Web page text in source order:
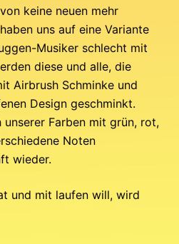
keine neuen mehr
uns auf eine Variante
Musiker schlecht mit
diese und alle, die
Airbrush Schminke und
Design geschminkt.
Farben mit grün, rot,
Noten
wieder.
und mit laufen will, wird